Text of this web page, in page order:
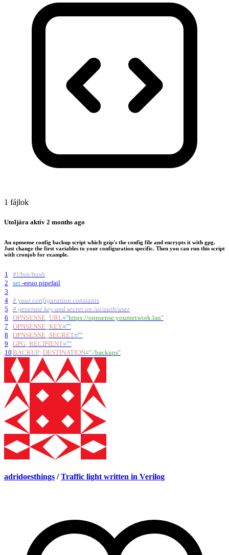
1 fájlok
Utoljára aktív 2 months ago
An opnsense config backup script which gzip's the config file and encrypts it with gpg.
Just change the first variables to your configuration specific. Then you can run this script
with cronjob for example.
1
#!/bin/bash
2
set -eeuo pipefail
3
4
# your configuration constants
5
# generate key and secret on /ui/auth/user
6
OPNSENSE_URL="https://opnsense.yournetwork.lan"
7
OPNSENSE_KEY=""
8
OPNSENSE_SECRET=""
9
GPG_RECIPIENT=""
10 BACKUP_DESTINATION="./backups"
adridoesthings / Traffic light written in Verilog